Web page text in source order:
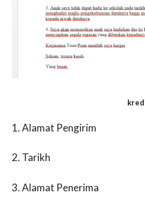
kredit: https://
1. Alamat Pengirim
2. Tarikh
3. Alamat Penerima